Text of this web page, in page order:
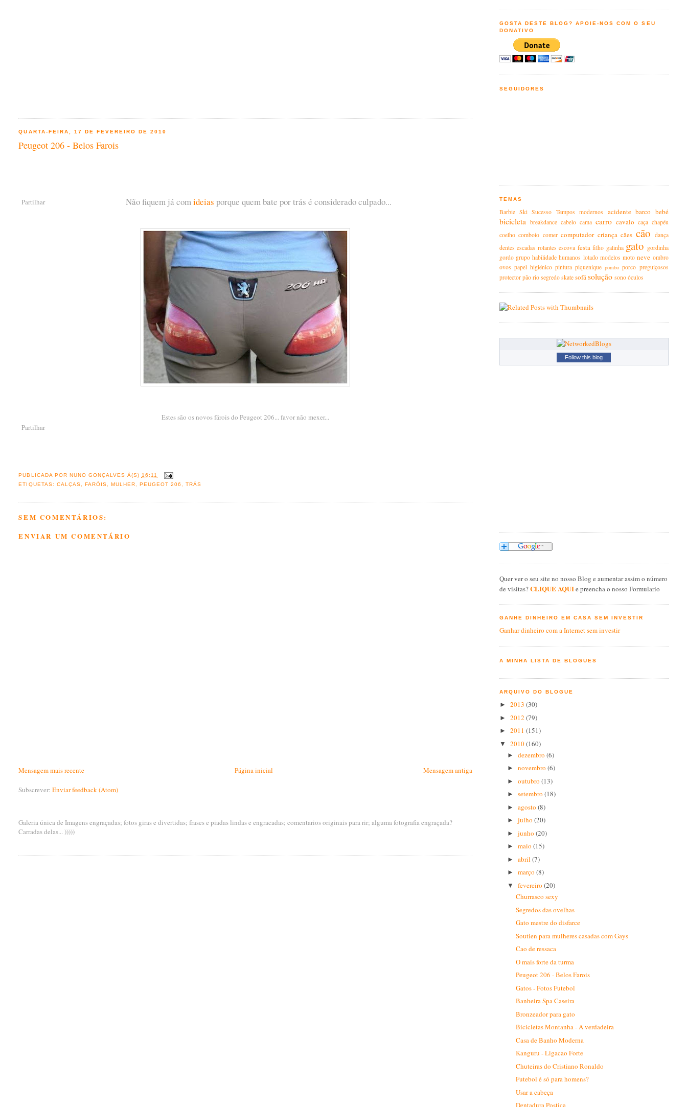
QUARTA-FEIRA, 17 DE FEVEREIRO DE 2010
Peugeot 206 - Belos Farois
Partilhar Não fiquem já com ideias porque quem bate por trás é considerado culpado...
Estes são os novos fárois do Peugeot 206... favor não mexer...
Partilhar
PUBLICADA POR NUNO GONÇALVES À(S) 16:11
ETIQUETAS: CALÇAS, FARÓIS, MULHER, PEUGEOT 206 ,TRÁS
SEM COMENTÁRIOS:
ENVIAR UM COMENTÁRIO
Mensagem mais recente Mensagem antiga
Página inicial
Subscrever:Enviar feedback (Atom)
Galeria única de Imagens engraçadas; fotos giras e divertidas; frases e piadas lindas e engracadas; comentarios originais para rir; alguma fotografia engraçada?
Carradas delas... )))))
GOSTA DESTE BLOG? APOIE-NOS COM O SEU
DONATIVO
SEGUIDORES
TEMAS
Barbie Ski Sucesso Tempos modernos acidente barco bebé
bicicleta breakdance cabelo cama carro cavalo caça chapéu
coelho comboio comer computador criança cães cão dança
dentes escadas rolantes escova festa filho galinha gato gordinha
gordo grupo habilidade humanos lotado modelos moto neve ombro
ovos papel higiénico pintura piquenique pombo porco preguiçosos
protector pão rio segredo skate sofásolução sono óculos
Follow this blog
Quer ver o seu site no nosso Blog e aumentar assim o número
de visitas?CLIQUE AQUIe preencha o nosso Formulario
GANHE DINHEIRO EM CASA SEM INVESTIR
Ganhar dinheiro com a Internet sem investir
A MINHA LISTA DE BLOGUES
ARQUIVO DO BLOGUE
► 2013 (30)
► 2012 (79)
► 2011 (151)
▼ 2010(160)
►dezembro(6)
►novembro(6)
►outubro(13)
►setembro(18)
►agosto(8)
►julho(20)
►junho(20)
►maio(15)
►abril(7)
►março(8)
▼fevereiro(20)
Churrasco sexy
Segredos das ovelhas
Gato mestre do disfarce
Soutien para mulheres casadas com Gays
Cao de ressaca
O mais forte da turma
Peugeot 206 - Belos Farois
Gatos - Fotos Futebol
Banheira Spa Caseira
Bronzeador para gato
Bicicletas Montanha - A verdadeira
Casa de Banho Moderna
Kanguru - Ligacao Forte
Chuteiras do Cristiano Ronaldo
Futebol é só para homens?
Usar a cabeça
Dentadura Postiça